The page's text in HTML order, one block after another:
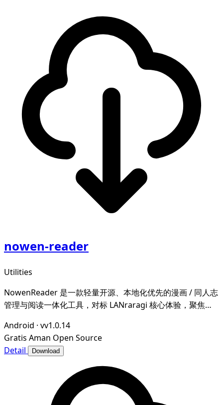
nowen-reader
Utilities
NowenReader 是一款轻量开源、本地化优先的漫画 / 同人志
管理与阅读一体化工具，对标 LANraragi 核心体验，聚焦本
画爱好者打造私域、可控、高效的个人漫画图书馆。
Android · vv1.0.14
Gratis Aman Open Source
Detail
Download